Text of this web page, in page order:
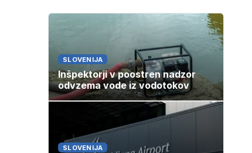
SLOVENIJA
Inšpektorji v poostren nadzor
odvzema vode iz vodotokov
SLOVENIJA